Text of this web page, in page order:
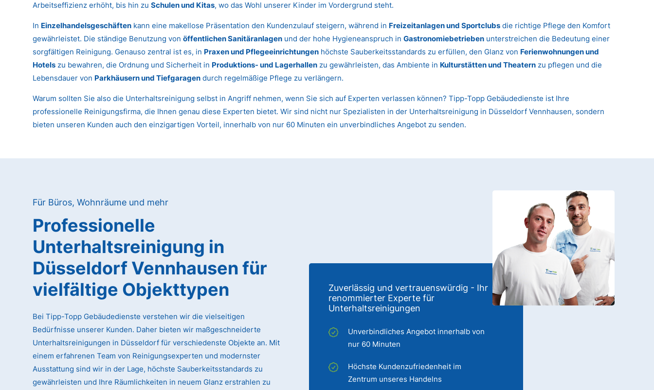
Arbeitseffizienz erhöht, bis hin zuSchulen und Kitas, wo das Wohl unserer Kinder im Vordergrund steht.
In Einzelhandelsgeschäften kann eine makellose Präsentation den Kundenzulauf steigern, während in Freizeitanlagen und Sportclubs die richtige Pflege den Komfort
gewährleistet. Die ständige Benutzung vonöffentlichen Sanitäranlagen und der hohe Hygieneanspruch inGastronomiebetrieben unterstreichen die Bedeutung einer
sorgfältigen Reinigung. Genauso zentral ist es, in Praxen und Pflegeeinrichtungen höchste Sauberkeitsstandards zu erfüllen, den Glanz von Ferienwohnungen und
Hotels zu bewahren, die Ordnung und Sicherheit in Produktions- und Lagerhallen zu gewährleisten, das Ambiente in Kulturstätten und Theatern zu pflegen und die
Lebensdauer von Parkhäusern und Tiefgaragen durch regelmäßige Pflege zu verlängern.
Warum sollten Sie also die Unterhaltsreinigung selbst in Angriff nehmen, wenn Sie sich auf Experten verlassen können? Tipp-Topp Gebäudedienste ist Ihre
professionelle Reinigungsfirma, die Ihnen genau diese Experten bietet. Wir sind nicht nur Spezialisten in der Unterhaltsreinigung in Düsseldorf Vennhausen, sondern
bieten unseren Kunden auch den einzigartigen Vorteil, innerhalb von nur 60 Minuten ein unverbindliches Angebot zu senden.
Für Büros, Wohnräume und mehr
Zuverlässig und vertrauenswürdig - Ihr
renommierter Experte für
Unterhaltsreinigungen
Unverbindliches Angebot innerhalb von
nur 60 Minuten
Höchste Kundenzufriedenheit im
Zentrum unseres Handelns
Professionelle
Unterhaltsreinigung in
Düsseldorf Vennhausenfür
vielfältige Objekttypen
Bei Tipp-Topp Gebäudedienste verstehen wir die vielseitigen
Bedürfnisse unserer Kunden. Daher bieten wir maßgeschneiderte
Unterhaltsreinigungen in Düsseldorf für verschiedenste Objekte an. Mit
einem erfahrenen Team von Reinigungsexperten und modernster
Ausstattung sind wir in der Lage, höchste Sauberkeitsstandards zu
gewährleisten und Ihre Räumlichkeiten in neuem Glanz erstrahlen zu